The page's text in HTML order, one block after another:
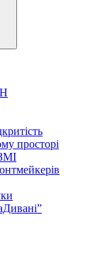
просторі